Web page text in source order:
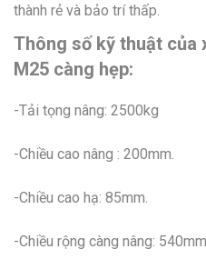
thành rẻ và bảo trí thấp.
Thông số kỹ thuật của
M25 càng hẹp:
-Tải tọng nâng: 2500kg
-Chiều cao nâng : 200mm.
-Chiều cao hạ: 85mm.
-Chiều rộng càng nâng: 540mm